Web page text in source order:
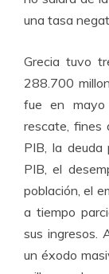
una tasa
Grecia tuvo
288.700
fue en
rescate, fines
PIB, la
PIB, el
población, el
a tiempo
sus ingresos.
un éxodo